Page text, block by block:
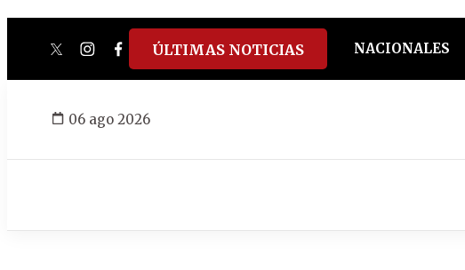
twitterinstagram
facebook
tiktokyoutube
spotify
ÚLTIMAS NOTICIAS NACIONALES
06 ago 2026